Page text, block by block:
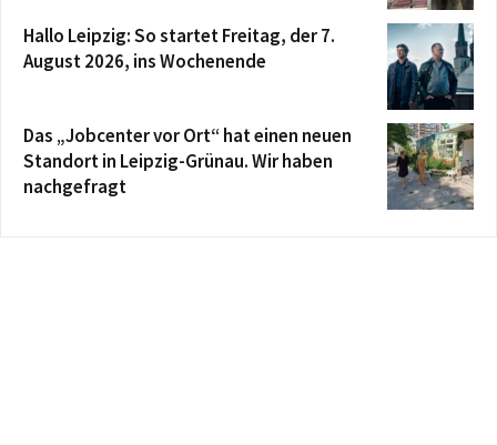
Hallo Leipzig: So startet Freitag, der 7.
August 2026, ins Wochenende
Das „Jobcenter vor Ort“ hat einen neuen
Standort in Leipzig-Grünau. Wir haben
nachgefragt